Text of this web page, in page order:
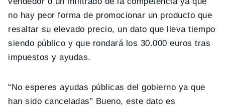
no hay peor forma de promocionar un producto que
resaltar su elevado precio, un dato que lleva tiempo
siendo público y que rondará los 30.000 euros tras
impuestos y ayudas.
“No esperes ayudas públicas del gobierno ya que
han sido canceladas” Bueno, este dato es